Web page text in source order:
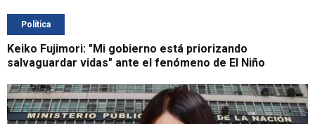
Política
Keiko Fujimori: "Mi gobierno está priorizando
salvaguardar vidas" ante el fenómeno de El Niño